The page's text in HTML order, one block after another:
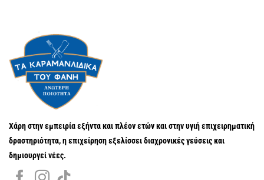
Χάρη στην εμπειρία εξήντα και πλέον ετών και στην υγιή επιχειρηματική
δραστηριότητα, η επιχείρηση εξελίσσει διαχρονικές γεύσεις και
δημιουργεί νέες.